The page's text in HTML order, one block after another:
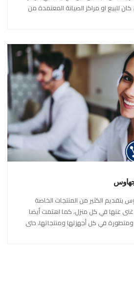
للبيع او مراكز الصيانة المعتمدة من
الكثير من المنتجات الخاصة
غنى عنها في كل منزل، كما اهتمت أيضا
ومتطورة في كل أجهزتها ومنتجاتها، حتى